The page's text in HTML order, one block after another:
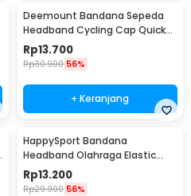
Deemount Bandana Sepeda
Headband Cycling Cap Quick
Dry - 22019
Rp13.700
Rp30.900 56%
+ Keranjang
HappySport Bandana
Headband Olahraga Elastic
Sport Hairbands Yoga - A83
Rp13.200
Rp29.900 56%